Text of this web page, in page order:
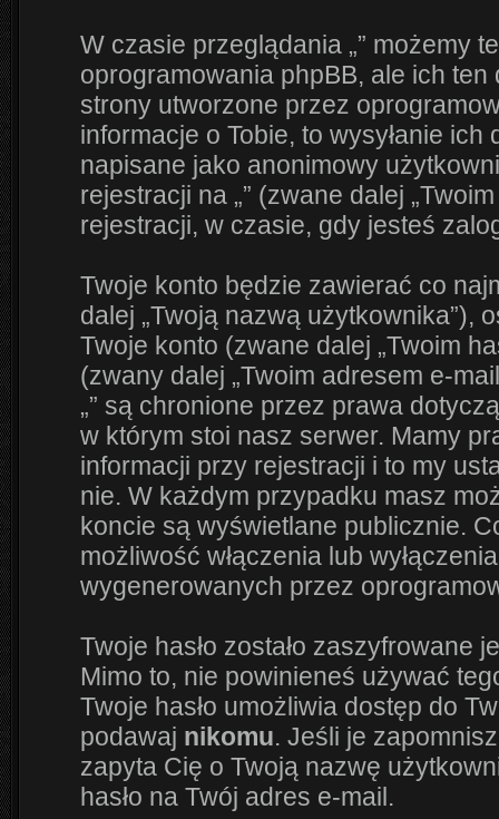
W czasie przeglądania „” możemy
oprogramowania phpBB, ale ich
strony utworzone przez
informacje o Tobie, to wysyłanie
napisane jako anonimowy
rejestracji na „” (zwane dalej
rejestracji, w czasie, gdy jesteś
Twoje konto będzie zawierać co
dalej „Twoją nazwą użytkownika”),
Twoje konto (zwane dalej „Twoim
(zwany dalej „Twoim adresem e-
„” są chronione przez prawa
w którym stoi nasz serwer. Mamy
informacji przy rejestracji i to my
nie. W każdym przypadku masz
koncie są wyświetlane publicznie.
możliwość włączenia lub
wygenerowanych przez
Twoje hasło zostało zaszyfrowane
Mimo to, nie powinieneś używać
Twoje hasło umożliwia dostęp do
podawaj nikomu. Jeśli je
zapyta Cię o Twoją nazwę
hasło na Twój adres e-mail.